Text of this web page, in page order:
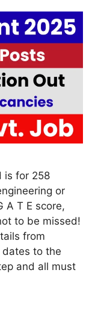
is for 258
or
A T E score,
to be missed!
from
to the
and all must